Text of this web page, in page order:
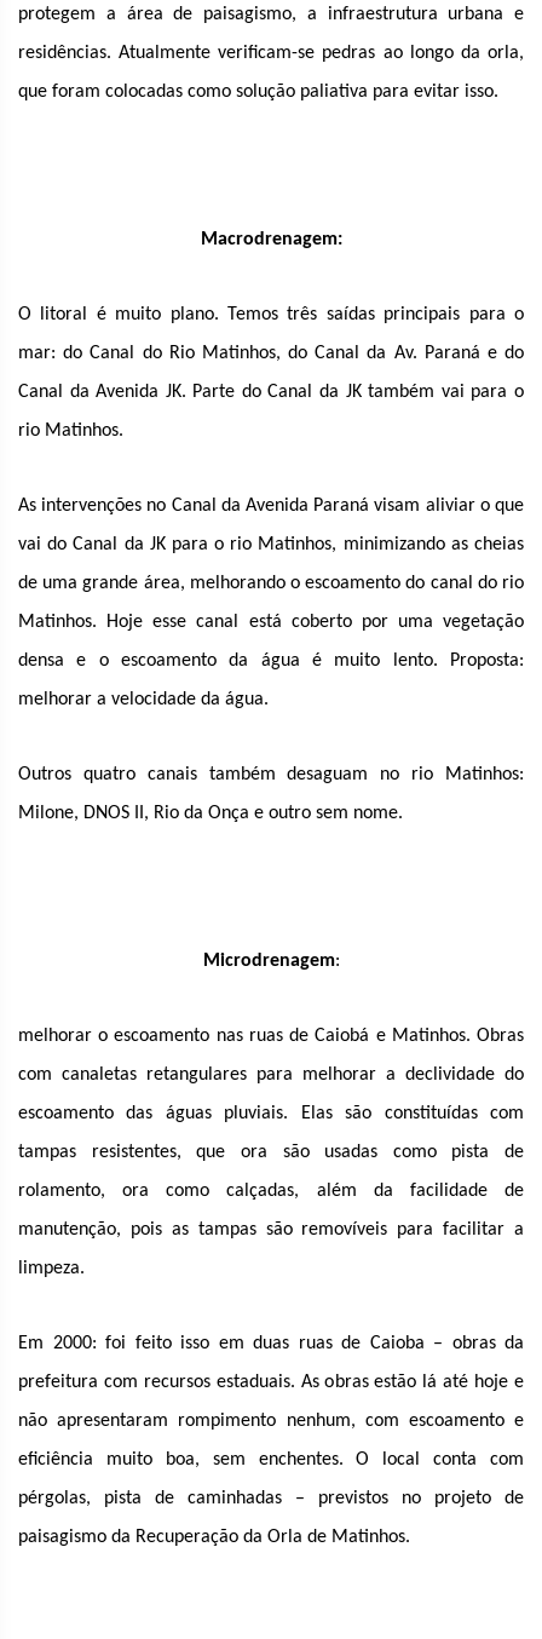
protegem a área de paisagismo, a infraestrutura urbana e
residências. Atualmente verificam-se pedras ao longo da orla,
que foram colocadas como solução paliativa para evitar isso.
Macrodrenagem:
O litoral é muito plano. Temos três saídas principais para o
mar: do Canal do Rio Matinhos, do Canal da Av. Paraná e do
Canal da Avenida JK. Parte do Canal da JK também vai para o
rio Matinhos.
As intervenções no Canal da Avenida Paraná visam aliviar o que
vai do Canal da JK para o rio Matinhos, minimizando as cheias
de uma grande área, melhorando o escoamento do canal do rio
Matinhos. Hoje esse canal está coberto por uma vegetação
densa e o escoamento da água é muito lento. Proposta:
melhorar a velocidade da água.
Outros quatro canais também desaguam no rio Matinhos:
Milone, DNOS II, Rio da Onça e outro sem nome.
Microdrenagem:
melhorar o escoamento nas ruas de Caiobá e Matinhos. Obras
com canaletas retangulares para melhorar a declividade do
escoamento das águas pluviais. Elas são constituídas com
tampas resistentes, que ora são usadas como pista de
rolamento, ora como calçadas, além da facilidade de
manutenção, pois as tampas são removíveis para facilitar a
limpeza.
Em 2000: foi feito isso em duas ruas de Caioba – obras da
prefeitura com recursos estaduais. As obras estão lá até hoje e
não apresentaram rompimento nenhum, com escoamento e
eficiência muito boa, sem enchentes. O local conta com
pérgolas, pista de caminhadas – previstos no projeto de
paisagismo da Recuperação da Orla de Matinhos.